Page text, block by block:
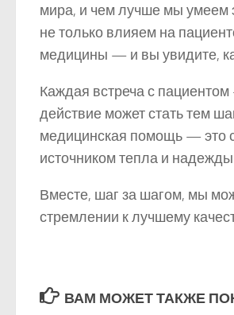
мира, и чем лучше мы умеем
не только влияем на
медицины — и вы увидите,
Каждая встреча с
действие может стать тем
медицинская помощь — это
источником тепла и
Вместе, шаг за шагом, мы
стремлении к лучшему
ВАМ МОЖЕТ ТАКЖЕ